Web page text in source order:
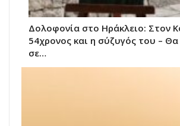
Δολοφονία στο Ηράκλειο: Στον
54χρονος και η σύζυγός του –
σε…